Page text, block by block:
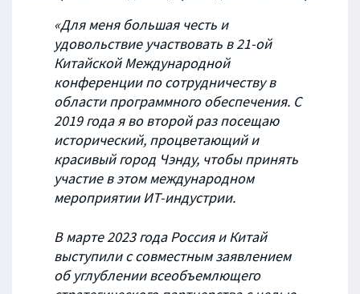
«Для меня большая честь и
удовольствие участвовать в 21-ой
Китайской Международной
конференции по сотрудничеству в
области программного обеспечения. С
2019 года я во второй раз посещаю
исторический, процветающий и
красивый город Чэнду, чтобы принять
участие в этом международном
мероприятии ИТ-индустрии.
В марте 2023 года Россия и Китай
выступили с совместным заявлением
об углублении всеобъемлющего